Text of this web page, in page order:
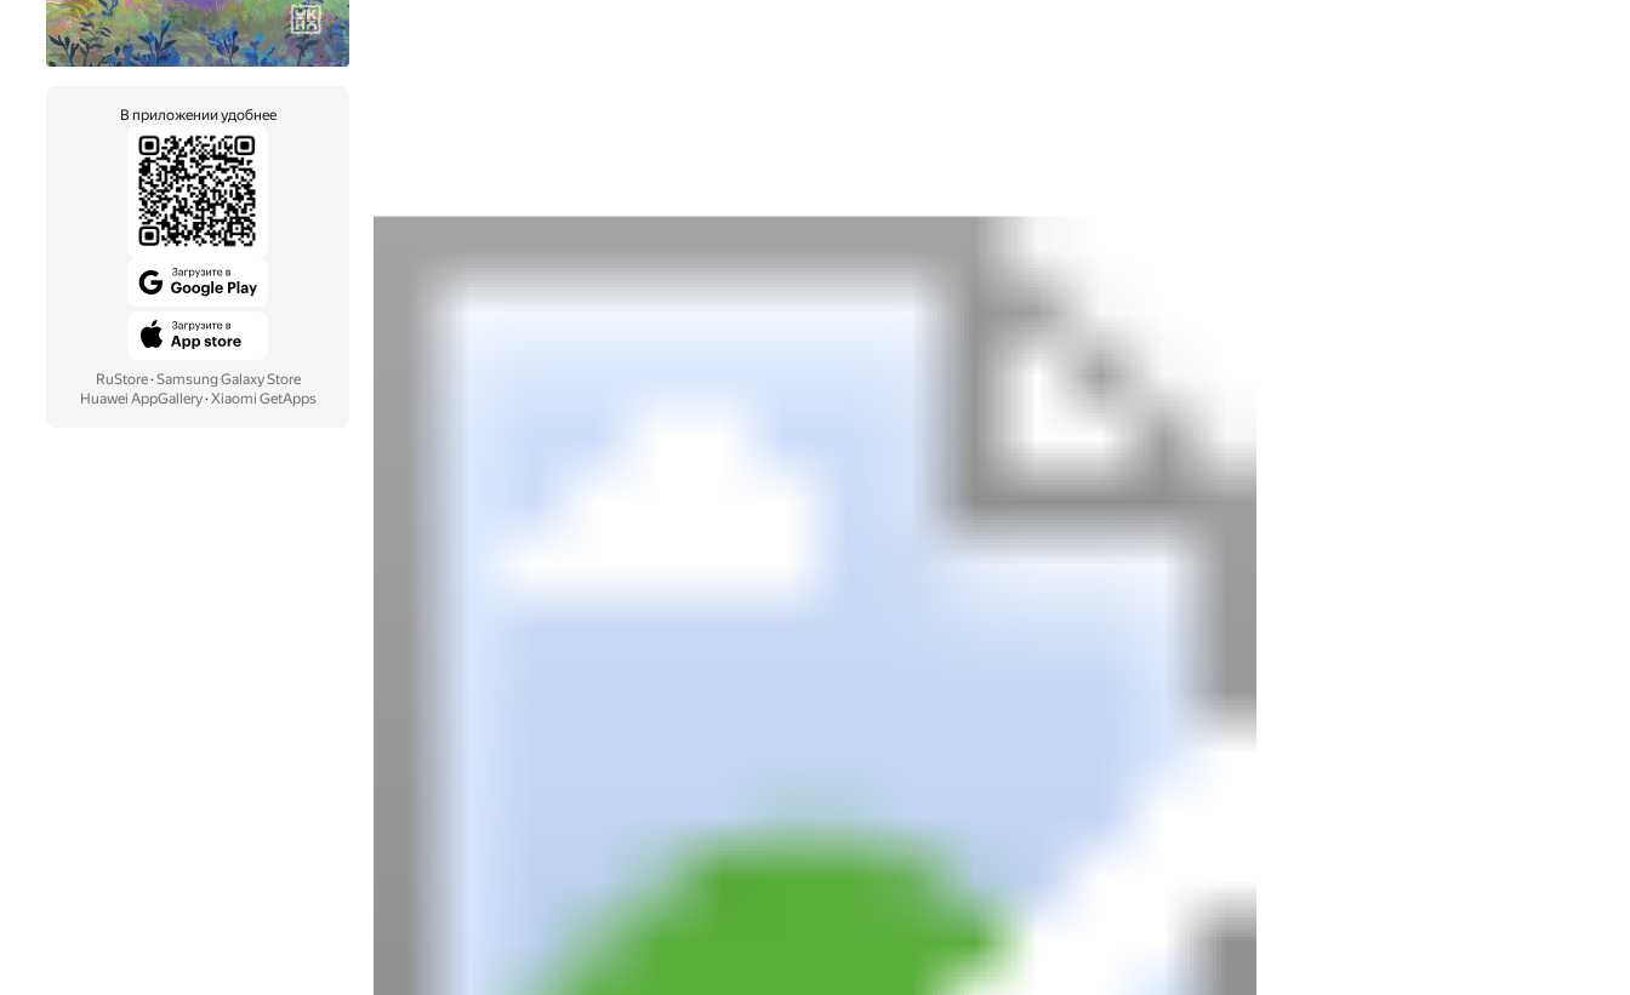
В приложении удобнее
RuStore· Samsung Galaxy Store
Huawei AppGallery· Xiaomi GetApps